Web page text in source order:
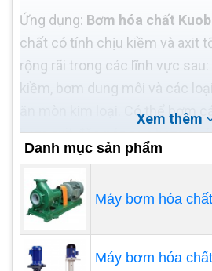
Ứng dụng: Bơm hóa chất
chất có tính chịu kiềm và axit
rộng rãi trong các lĩnh vực sau:
kiềm, bơm dung môi và các
ăn mòn kim loại. Có thể bơm
bơm axit đặc nóng và bơm
chất.
Xem thêm
Danh mục sản phẩm
Máy bơm hóa
Máy bơm hóa